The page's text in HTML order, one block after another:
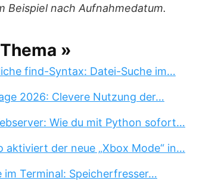
Beispiel nach Aufnahmedatum.
»
find-Syntax: Datei-Suche im…
2026: Clevere Nutzung der…
Wie du mit Python sofort…
aktiviert der neue „Xbox Mode“ in…
im Terminal: Speicherfresser…